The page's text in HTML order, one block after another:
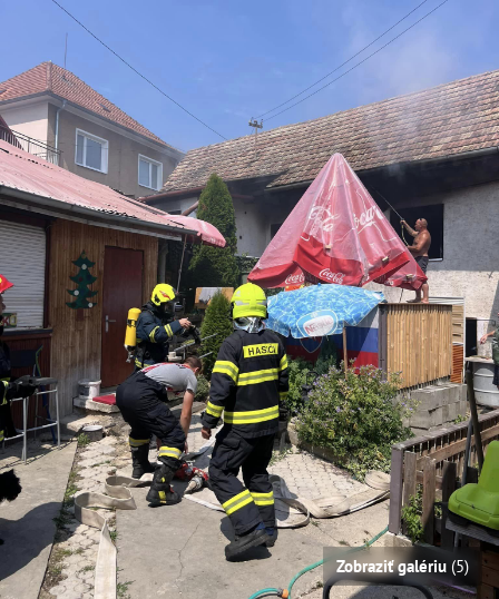
Zobraziť galériu (5)